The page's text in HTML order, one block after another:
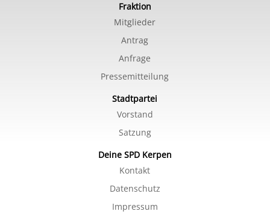
Fraktion
Mitglieder
Antrag
Anfrage
Pressemitteilung
Stadtpartei
Vorstand
Satzung
Deine SPD Kerpen
Kontakt
Datenschutz
Impressum